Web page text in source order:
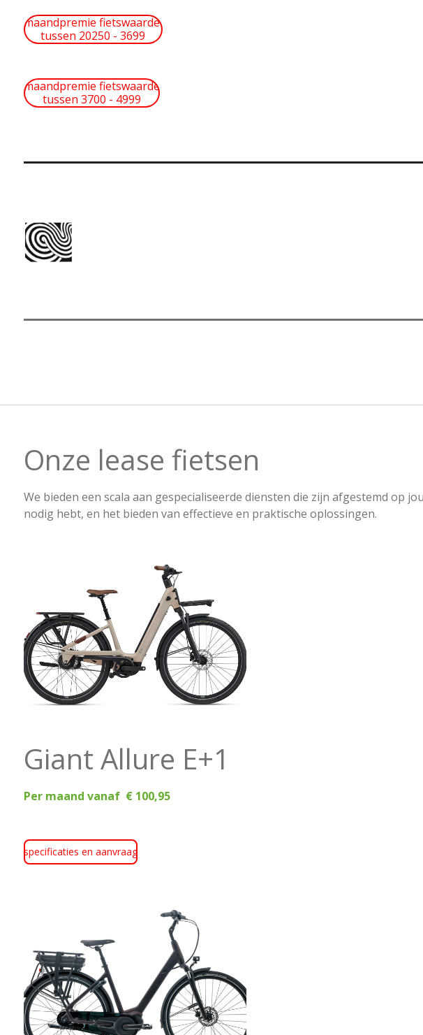
maandpremie fietswaarde
tussen 20250 - 3699
maandpremie fietswaarde
tussen 3700 - 4999
Onze lease fietsen
We bieden een scala aan gespecialiseerde diensten die zijn afgestemd op
nodig hebt, en het bieden van effectieve en praktische oplossingen.
Giant Allure E+1
Per maand vanaf € 100,95
specificaties en aanvraag